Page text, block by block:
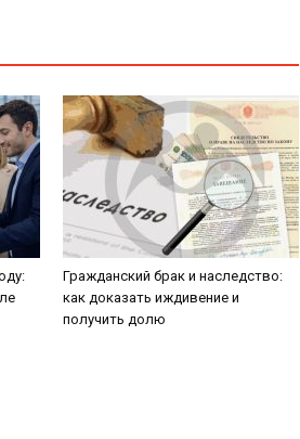
Гражданский брак и наследство:
как доказать иждивение и
получить долю